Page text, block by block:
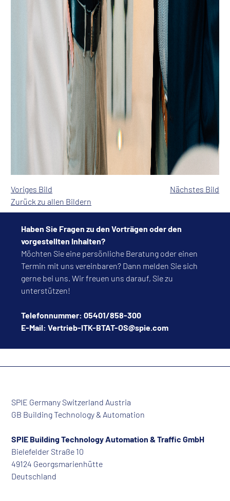
Voriges Bild
Nächstes Bild
Zurück zu allen Bildern
Haben Sie Fragen zu den Vorträgen oder den
vorgestellten Inhalten?
Möchten Sie eine persönliche Beratung oder einen
Termin mit uns vereinbaren? Dann melden Sie sich
gerne bei uns. Wir freuen uns darauf, Sie zu
unterstützen!
Telefonnummer: 05401/858-300
E-Mail: Vertrieb-ITK-BTAT-OS@spie.com
SPIE Germany Switzerland Austria
GB Building Technology & Automation
SPIE Building Technology Automation & Traffic GmbH
Bielefelder Straße 10
49124 Georgsmarienhütte
Deutschland